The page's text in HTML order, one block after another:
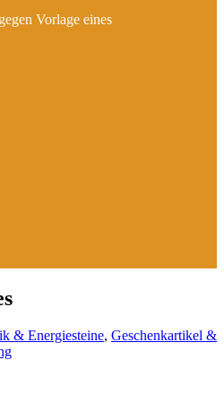
Vorlage eines
& Energiesteine, Geschenkartikel &